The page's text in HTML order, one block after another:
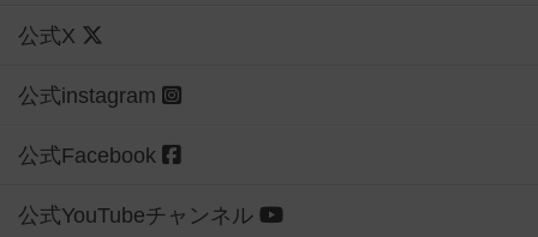
公式X
公式instagram
公式Facebook
公式YouTubeチャンネル